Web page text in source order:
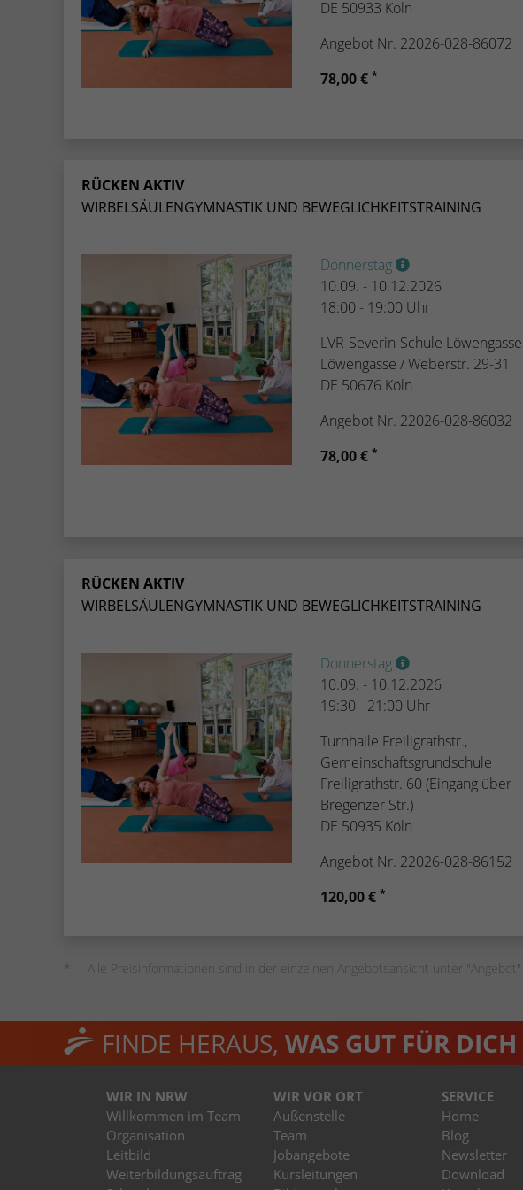
DE 50933 Köln
Angebot Nr. 22026-028-86072
78,00 € *
RÜCKEN AKTIV
WIRBELSÄULENGYMNASTIK UND BEWEGLICHKEITSTRAINING
Donnerstag
10.09. - 10.12.2026
18:00 - 19:00 Uhr
LVR-Severin-Schule Löwengasse
Löwengasse / Weberstr. 29-31
DE 50676 Köln
Angebot Nr. 22026-028-86032
78,00 € *
RÜCKEN AKTIV
WIRBELSÄULENGYMNASTIK UND BEWEGLICHKEITSTRAINING
Donnerstag
10.09. - 10.12.2026
19:30 - 21:00 Uhr
Turnhalle Freiligrathstr.,
Gemeinschaftsgrundschule
Freiligrathstr. 60 (Eingang über
Bregenzer Str.)
DE 50935 Köln
Angebot Nr. 22026-028-86152
120,00 € *
Alle Preisinformationen sind in der einzelnen Angebotsansicht unter "Angebot"
FINDE HERAUS, WAS GUT FÜR DICH
WIR IN NRW
Willkommen im Team
Organisation
Leitbild
Weiterbildungsauftrag
WIR VOR ORT
Außenstelle
Team
Jobangebote
Kursleitungen
SERVICE
Home
Blog
Newsletter
Download